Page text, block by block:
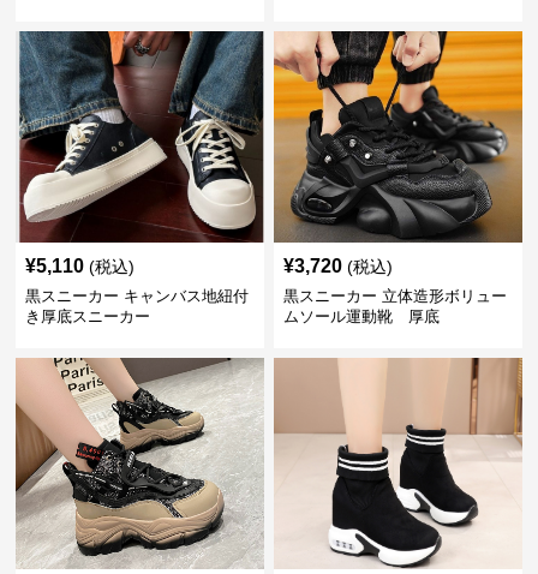
¥5,110 (税込)
黒スニーカー キャンバス地紐付
き厚底スニーカー
¥3,720 (税込)
黒スニーカー 立体造形ボリュー
ムソール運動靴 厚底